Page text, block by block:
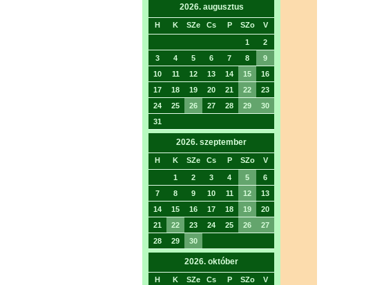
2026. augusztus
H K SZe Cs P SZo V
1
2
3
4 5 6 7 8
9
10
11 12 13 14 15
16
17
18 19 20 21 22
23
24
25 26 27 28 29
30
31
2026. szeptember
H K SZe Cs P SZo V
1 2 3 4 5
6
7
8 9 10 11 12
13
14
15 16 17 18 19
20
21
22 23 24 25 26
27
28
29 30
2026. október
H K SZe Cs P SZo V